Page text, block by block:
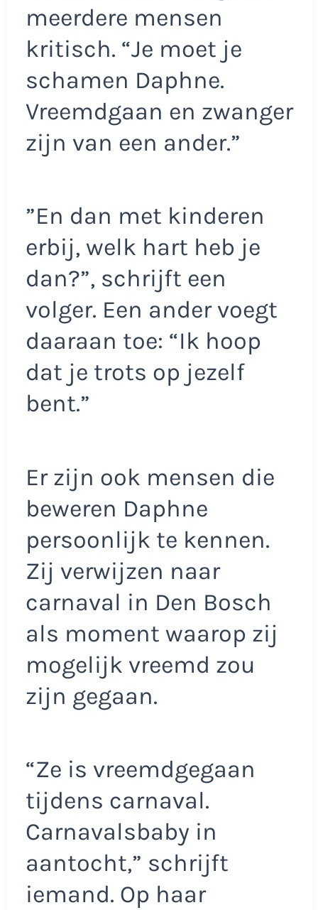
meerdere mensen
kritisch. “Je moet je
schamen Daphne.
Vreemdgaan en zwanger
zijn van een ander.”
”En dan met kinderen
erbij, welk hart heb je
dan?”, schrijft een
volger. Een ander voegt
daaraan toe: “Ik hoop
dat je trots op jezelf
bent.”
Er zijn ook mensen die
beweren Daphne
persoonlijk te kennen.
Zij verwijzen naar
carnaval in Den Bosch
als moment waarop zij
mogelijk vreemd zou
zijn gegaan.
“Ze is vreemdgegaan
tijdens carnaval.
Carnavalsbaby in
aantocht,” schrijft
iemand. Op haar